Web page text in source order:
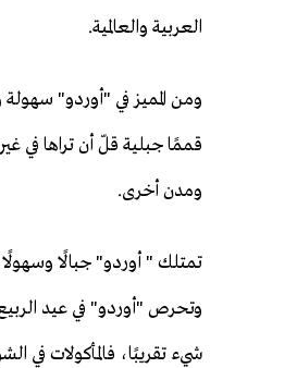
العربية والعالمية.
ومن المميز في "أوردو"
قممًا جبلية قلّ أن تراها في
ومدن أخرى.
تمتلك " أوردو" جبالًا
وتحرص "أوردو" في عيد
شيء تقريبًا، فالمأكولات في